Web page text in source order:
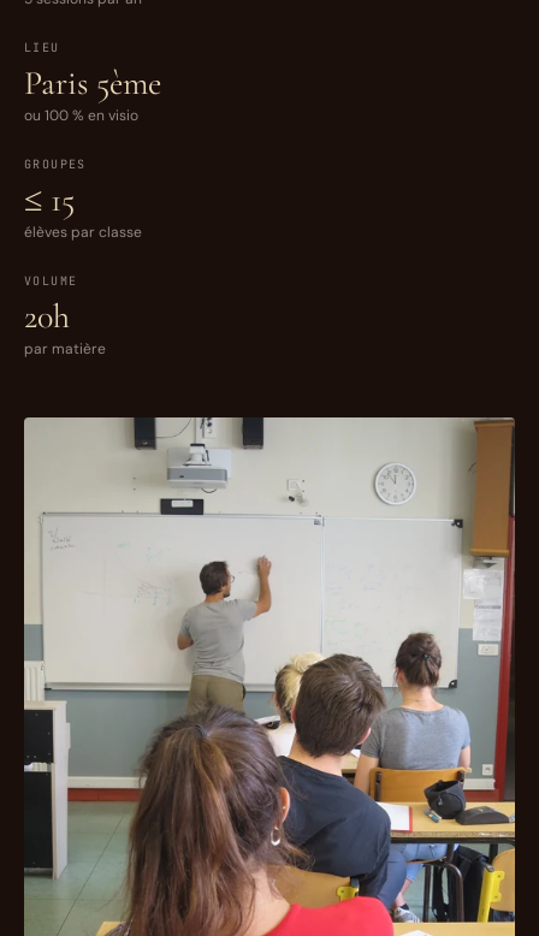
LIEU
Paris 5ème
ou 100 % en visio
GROUPES
≤ 15
élèves par classe
VOLUME
20h
par matière